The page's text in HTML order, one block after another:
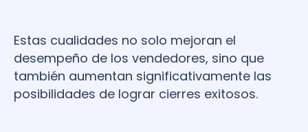
Estas cualidades no solo mejoran el
desempeño de los vendedores, sino que
también aumentan significativamente las
posibilidades de lograr cierres exitosos.